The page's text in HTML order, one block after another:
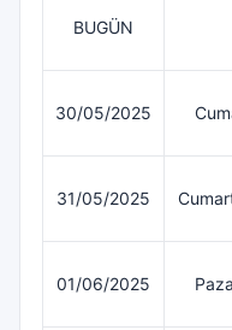
BUGÜN
30/05/2025
31/05/2025
01/06/2025